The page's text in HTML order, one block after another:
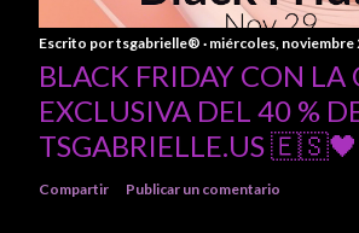
Escrito portsgabrielle® miércoles, noviembre
BLACK FRIDAY CON LA
EXCLUSIVA DEL 40 %
TSGABRIELLE.US 🇪🇸🖤
Compartir Publicar un comentario